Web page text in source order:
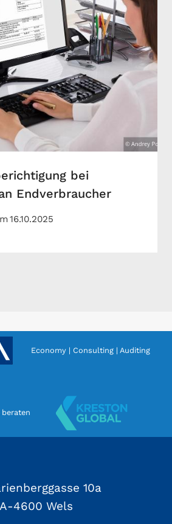
bei
Endverbraucher
16.10.2025
Economy | Consulting | Auditing
10a
A-4600 Wels